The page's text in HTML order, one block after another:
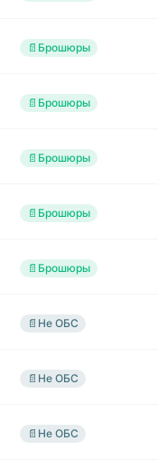
📄 Брошюры
📄 Брошюры
📄 Брошюры
📄 Брошюры
📄 Брошюры
📄 Не ОБС
📄 Не ОБС
📄 Не ОБС